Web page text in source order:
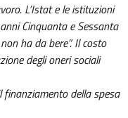
L’Istat e le istituzioni
Cinquanta e Sessanta
ha da bere”. Il costo
degli oneri sociali
della spesa